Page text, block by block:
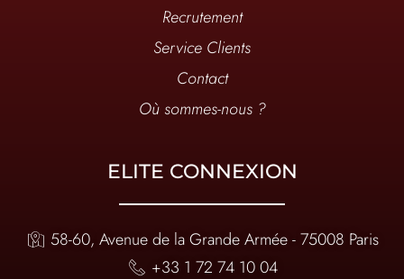
Recrutement
Service Clients
Contact
Où sommes-nous ?
ELITE CONNEXION
58-60, Avenue de la Grande Armée - 75008 Paris
+33 1 72 74 10 04